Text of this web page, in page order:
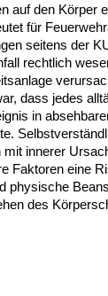
auf den Körper
für
seitens der
rechtlich
dass jedes
in
mit innerer
Faktoren eine
physische
des